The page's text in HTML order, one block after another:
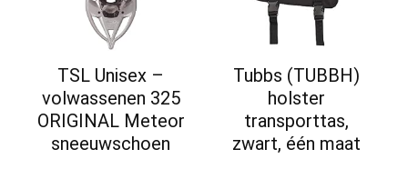
TSL Unisex –
volwassenen 325
ORIGINAL Meteor
sneeuwschoen
Tubbs (TUBBH)
holster
transporttas,
zwart, één maat